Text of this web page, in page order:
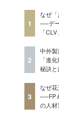
1
なぜ
──デ
「
2
中外
「進
秘訣と
3
なぜ
──FP
の人材